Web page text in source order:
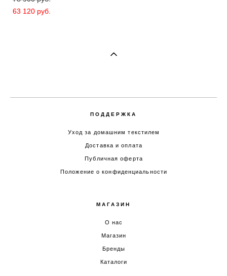
63 120 pуб.
ПОДДЕРЖКА
Уход за домашним текстилем
Доставка и оплата
Публичная оферта
Положение о конфиденциальности
МАГАЗИН
О нас
Магазин
Бренды
Каталоги